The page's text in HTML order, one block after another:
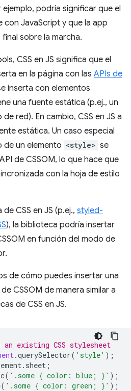
ejemplo, podría significar que el
con JavaScript y que la app
sobre la marcha.
CSS en JS significa que el
en la página con las APIs de
inserta con elementos
una fuente estática (p.ej., un
red). En cambio, CSS en JS a
estática. Un caso especial
de un elemento <style> se
de CSSOM, lo que hace que
con la hoja de estilo
CSS en JS (p.ej., styled-
), la biblioteca podría insertar
en función del modo de
de cómo puedes insertar una
CSSOM de manera similar a
de CSS en JS.
existing CSS stylesheet
.querySelector( 'style' );
. sheet ;
( '.some { color: blue; }' );
( '.some { color: green; }' );